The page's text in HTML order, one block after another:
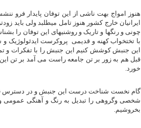
هنوز امواج بهت ناشی از این توفان پایدار فرو
ایرانیان خارج کشور هنوز تامل میطلبد ولی باید
چونی و رنگها و تاریک و روشنیهای این توفان را
با تختخواب کهنه و قدیمی پروکرست
این جنبش کوشش کنیم این جنبش را با تفکرات و
قبل هم به زور بر تن جامعه راست می آمد بر تن
خورد.
گام نخست شناخت درست این جنبش و در دسترس
شخصی وگروهی را تبدیل به رنگ و آهنگی عمومی و
بخروشیم.